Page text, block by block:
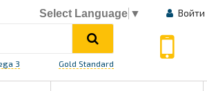
Select Language ▼ Войти
3 Gold Standard